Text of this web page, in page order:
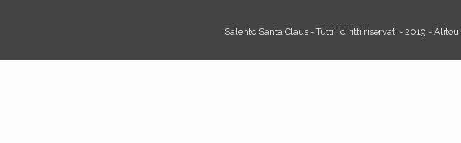
Salento Santa Claus - Tutti i diritti riservati - 2019 -